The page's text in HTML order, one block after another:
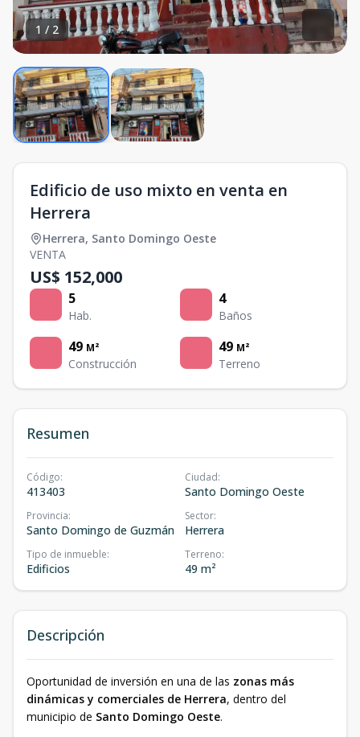
1 / 2
Edificio de uso mixto en venta en
Herrera
Herrera, Santo Domingo Oeste
VENTA
US$ 152,000
5
Hab.
4
Baños
49 M²
Construcción
49 M²
Terreno
Resumen
Código:
413403
Ciudad:
Santo Domingo Oeste
Provincia:
Santo Domingo de Guzmán
Sector:
Herrera
Tipo de inmueble:
Edificios
Terreno:
49 m²
Descripción
Oportunidad de inversión en una de las zonas más
dinámicas y comerciales de Herrera, dentro del
municipio de Santo Domingo Oeste.